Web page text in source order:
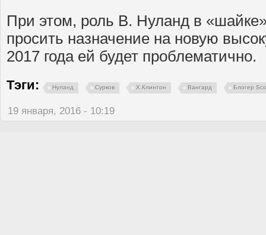
При этом, роль В. Нуланд в
просить назначение на новую
2017 года ей будет проблематично.
Тэги: Нуланд Сурков Х.Клинтон Вангард Блогер
19 января, 2016 - 10:19